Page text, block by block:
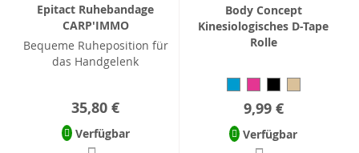
Epitact Ruhebandage
CARP'IMMO
Bequeme Ruheposition für
das Handgelenk
35,80 €
Verfügbar
Body Concept
Kinesiologisches D-Tape
Rolle
9,99 €
Verfügbar